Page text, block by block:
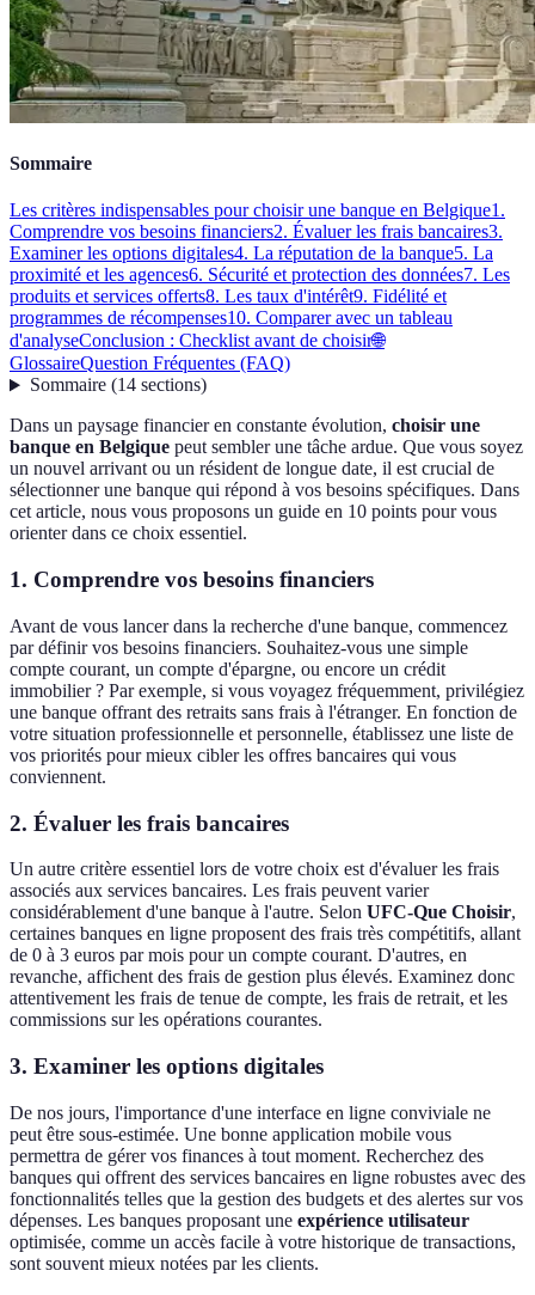
Sommaire
Les critères indispensables pour choisir une banque en Belgique1.
Comprendre vos besoins financiers2. Évaluer les frais bancaires3.
Examiner les options digitales4. La réputation de la banque5. La
proximité et les agences6. Sécurité et protection des données7. Les
produits et services offerts8. Les taux d'intérêt9. Fidélité et
programmes de récompenses10. Comparer avec un tableau
d'analyseConclusion : Checklist avant de choisir🌐
GlossaireQuestion Fréquentes (FAQ)
Sommaire(14 sections)
Dans un paysage financier en constante évolution, choisir une
banque en Belgique peut sembler une tâche ardue. Que vous soyez
un nouvel arrivant ou un résident de longue date, il est crucial de
sélectionner une banque qui répond à vos besoins spécifiques. Dans
cet article, nous vous proposons un guide en 10 points pour vous
orienter dans ce choix essentiel.
1. Comprendre vos besoins financiers
Avant de vous lancer dans la recherche d'une banque, commencez
par définir vos besoins financiers. Souhaitez-vous une simple
compte courant, un compte d'épargne, ou encore un crédit
immobilier ? Par exemple, si vous voyagez fréquemment, privilégiez
une banque offrant des retraits sans frais à l'étranger. En fonction de
votre situation professionnelle et personnelle, établissez une liste de
vos priorités pour mieux cibler les offres bancaires qui vous
conviennent.
2. Évaluer les frais bancaires
Un autre critère essentiel lors de votre choix est d'évaluer les frais
associés aux services bancaires. Les frais peuvent varier
considérablement d'une banque à l'autre. Selon UFC-Que Choisir,
certaines banques en ligne proposent des frais très compétitifs, allant
de 0 à 3 euros par mois pour un compte courant. D'autres, en
revanche, affichent des frais de gestion plus élevés. Examinez donc
attentivement les frais de tenue de compte, les frais de retrait, et les
commissions sur les opérations courantes.
3. Examiner les options digitales
De nos jours, l'importance d'une interface en ligne conviviale ne
peut être sous-estimée. Une bonne application mobile vous
permettra de gérer vos finances à tout moment. Recherchez des
banques qui offrent des services bancaires en ligne robustes avec des
fonctionnalités telles que la gestion des budgets et des alertes sur vos
dépenses. Les banques proposant une expérience utilisateur
optimisée, comme un accès facile à votre historique de transactions,
sont souvent mieux notées par les clients.